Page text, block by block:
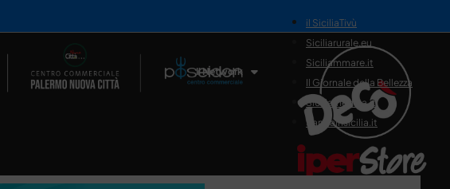
Il Network
il SiciliaTivù
Siciliarurale.eu
Siciliammare.it
Il Giornale della Bellezza
Siciliamedica.it
Sanitainsicilia.it